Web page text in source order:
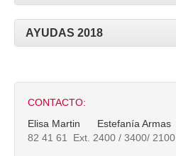
AYUDAS 2018
CONTACTO:
Elisa Martin
Estefanía Armas
82 41 61 Ext. 2400 / 3400/ 2100